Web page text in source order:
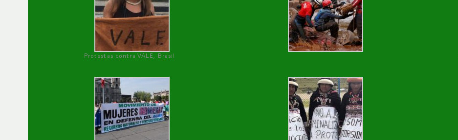
Protestas contra VALE, Brasil